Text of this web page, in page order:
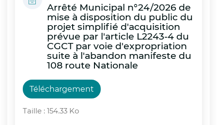
Arrêté Municipal n°24/2026 de
mise à disposition du public du
projet simplifié d'acquisition
prévue par l'article L2243-4 du
CGCT par voie d'expropriation
suite à l'abandon manifeste du
108 route Nationale
Téléchargement
Taille : 154.33 Ko